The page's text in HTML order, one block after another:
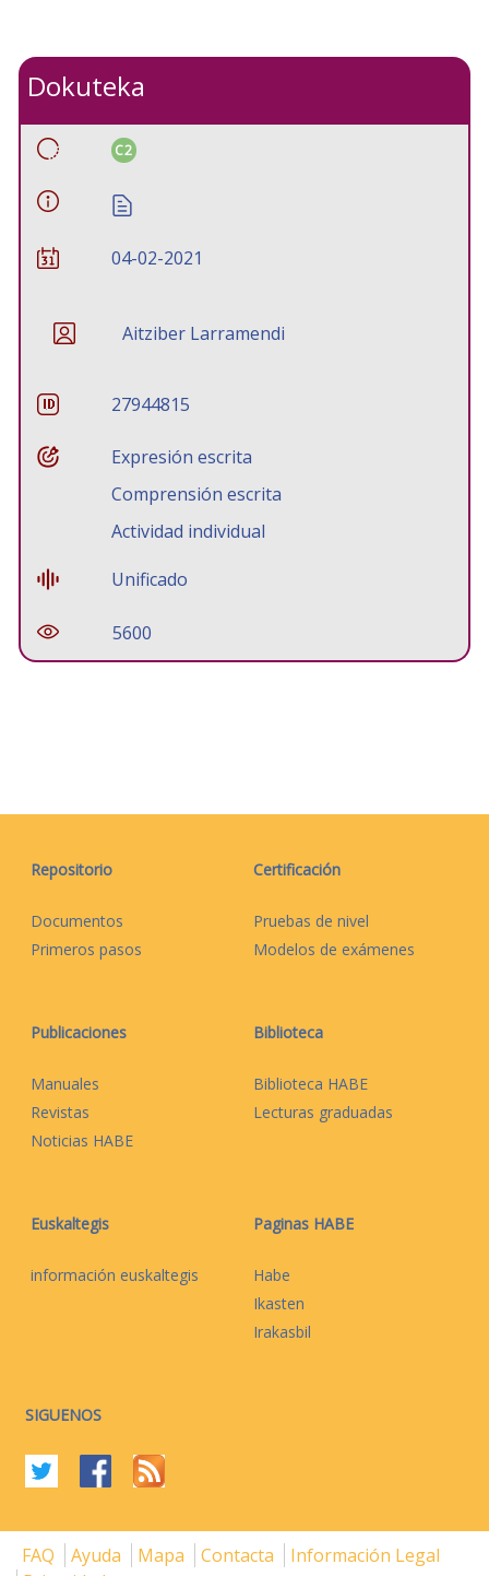
Dokuteka
C2
04-02-2021
Aitziber Larramendi
27944815
Expresión escrita
Comprensión escrita
Actividad individual
Unificado
5600
Repositorio
Documentos
Primeros pasos
Certificación
Pruebas de nivel
Modelos de exámenes
Publicaciones
Manuales
Revistas
Noticias HABE
Biblioteca
Biblioteca HABE
Lecturas graduadas
Euskaltegis
información euskaltegis
Paginas HABE
Habe
Ikasten
Irakasbil
SIGUENOS
FAQ Ayuda Mapa Contacta
Información Legal